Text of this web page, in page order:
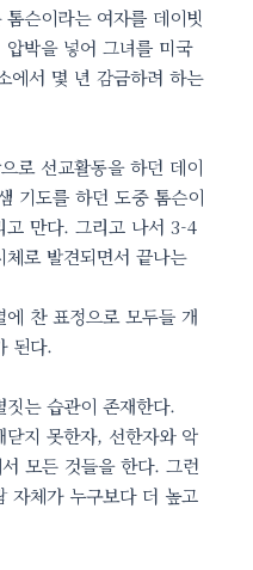
슨이라는 여자를 데이빗
박을 넣어 그녀를 미국
에서 몇 년 감금하려 하는
로 선교활동을 하던 데이
기도를 하던 도중 톰슨이
고 만다. 그리고 나서 3-4
로 발견되면서 끝나는
찬 표정으로 모두들 개
된다.
는 습관이 존재한다.
지 못한자, 선한자와 악
모든 것들을 한다. 그런
자체가 누구보다 더 높고